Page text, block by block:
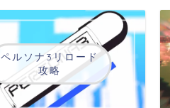
ペルソナ3リロード
攻略